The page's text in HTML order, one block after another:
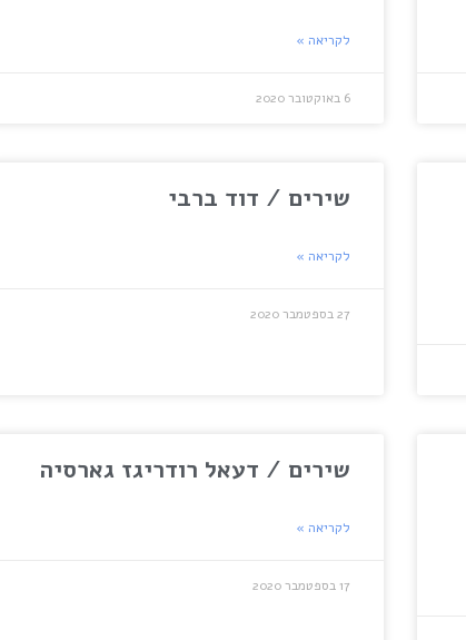
לקריאה »
6 באוקטובר 2020
שירים / דוד ברבי
לקריאה »
27 בספטמבר 2020
שירים / דעאל רודריגז גארסיה
לקריאה »
17 בספטמבר 2020